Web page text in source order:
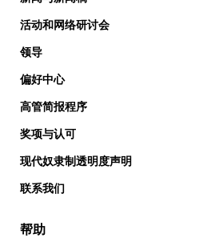
活动和网络研讨会
领导
偏好中心
高管简报程序
奖项与认可
现代奴隶制透明度声明
联系我们
帮助